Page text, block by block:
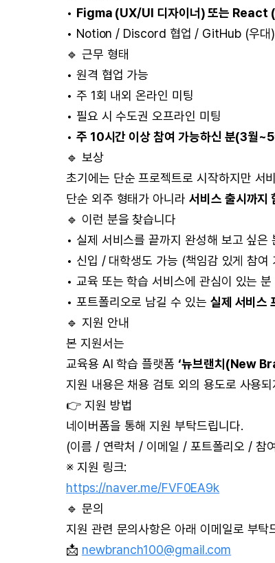
• Figma (UX/UI 디자이너) 또는 React (
• Notion / Discord 협업 / GitHub (우대)
🔹 근무 형태
• 원격 협업 가능
• 주 1회 내외 온라인 미팅
• 필요 시 수도권 오프라인 미팅
• 주 10시간 이상 참여 가능하신 분(3월
🔹 보상
초기에는 단순 프로젝트로 시작하지만 서
단순 외주 형태가 아니라 서비스 출시까지
🔹 이런 분을 찾습니다
• 실제 서비스를 끝까지 완성해 보고 싶은
• 신입 / 대학생도 가능 (책임감 있게 참여
• 교육 또는 학습 서비스에 관심이 있는 분
• 포트폴리오로 남길 수 있는 실제 서비스
🔹 지원 안내
본 지원서는
교육용 AI 학습 플랫폼 ‘뉴브랜치(New
지원 내용은 채용 검토 외의 용도로 사용
👉 지원 방법
네이버폼을 통해 지원 부탁드립니다.
(이름 / 연락처 / 이메일 / 포트폴리오 / 참
※ 지원 링크:
https://naver.me/FVF0EA9k
🔹 문의
지원 관련 문의사항은 아래 이메일로 부탁
📩 newbranch100@gmail.com